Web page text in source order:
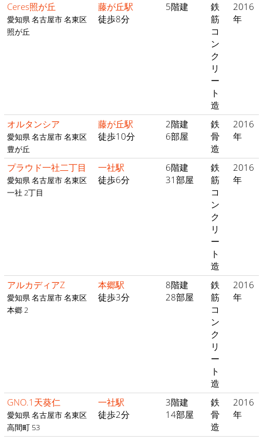
Ceres照が丘
愛知県 名古屋市 名東区
照が丘
藤が丘駅
徒歩8分
5階建
鉄
筋
コ
ン
ク
リ
ー
ト
造
2016
年
オルタンシア
愛知県 名古屋市 名東区
豊が丘
藤が丘駅
徒歩10分
2階建
6部屋
鉄
骨
造
2016
年
プラウド一社二丁目
愛知県 名古屋市 名東区
一社 2丁目
一社駅
徒歩6分
6階建
31部屋
鉄
筋
コ
ン
ク
リ
ー
ト
造
2016
年
アルカディアZ
愛知県 名古屋市 名東区
本郷 2
本郷駅
徒歩3分
8階建
28部屋
鉄
筋
コ
ン
ク
リ
ー
ト
造
2016
年
GNO.1天葵仁
愛知県 名古屋市 名東区
高間町 53
一社駅
徒歩2分
3階建
14部屋
鉄
骨
造
2016
年